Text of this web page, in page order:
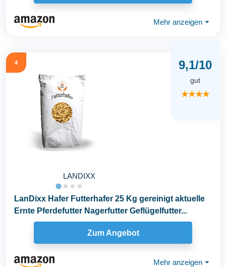
Mehr anzeigen ⏷
4
LANDIXX
9,1/10
gut
★★★★
LanDixx Hafer Futterhafer 25 Kg gereinigt aktuelle
Ernte Pferdefutter Nagerfutter Geflügelfutter...
Zum Angebot
Mehr anzeigen ⏷